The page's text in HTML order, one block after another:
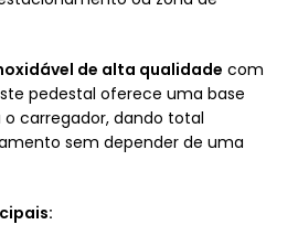
de alta qualidade com
pedestal oferece uma base
carregador, dando total
sem depender de uma